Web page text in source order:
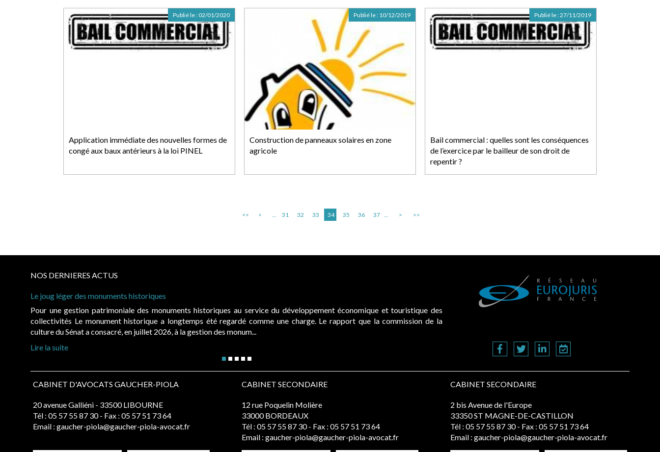
Application immédiate des nouvelles formes de
congé aux baux antérieurs à la loi PINEL
Publié le : 02/01/2020
Construction de panneaux solaires en zone
agricole
Publié le : 10/12/2019
Bail commercial : quelles sont les conséquences
de l’exercice par le bailleur de son droit de
repentir ?
Publié le :27/11/2019
<< < ... 31 32 33 34 35 36 37 ... > >>
NOS DERNIERES ACTUS
Le joug léger des monuments historiques
Pour une gestion patrimoniale des monuments historiques au service du développement économique et touristique des
collectivités Le monument historique a longtemps été regardé comme une charge. Le rapport que la commission de la
culture du Sénat a consacré, en juillet 2026, à la gestion des monum...
Lire la suite
CABINET D'AVOCATS GAUCHER-PIOLA
20 avenue Galliéni - 33500 LIBOURNE
Tél : 05 57 55 87 30 - Fax : 05 57 51 73 64
Email : gaucher-piola@gaucher-piola-avocat.fr
CABINET SECONDAIRE
12 rue Poquelin Molière
33000 BORDEAUX
Tél : 05 57 55 87 30 - Fax : 05 57 51 73 64
Email : gaucher-piola@gaucher-piola-avocat.fr
CABINET SECONDAIRE
2 bis Avenue de l'Europe
33350 ST MAGNE-DE-CASTILLON
Tél : 05 57 55 87 30 - Fax : 05 57 51 73 64
Email : gaucher-piola@gaucher-piola-avocat.fr